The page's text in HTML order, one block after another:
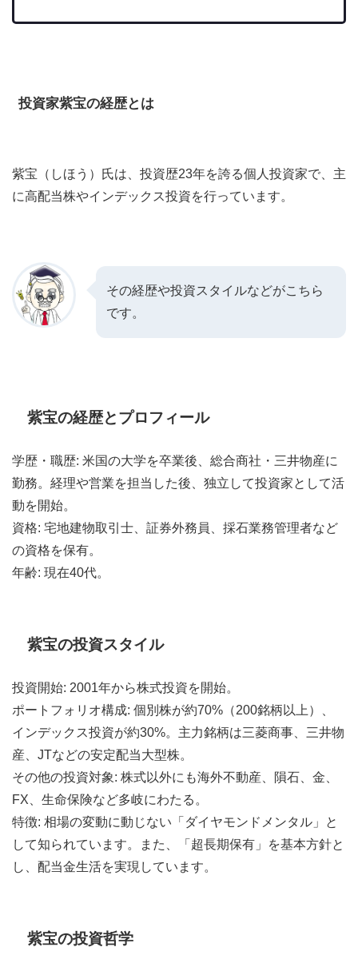
投資家紫宝の経歴とは
紫宝（しほう）氏は、投資歴23年を誇る個人投資家で、主
に高配当株やインデックス投資を行っています。
その経歴や投資スタイルなどがこちら
です。
紫宝の経歴とプロフィール
学歴・職歴: 米国の大学を卒業後、総合商社・三井物産に
勤務。経理や営業を担当した後、独立して投資家として活
動を開始。
資格: 宅地建物取引士、証券外務員、採石業務管理者など
の資格を保有。
年齢: 現在40代。
紫宝の投資スタイル
投資開始: 2001年から株式投資を開始。
ポートフォリオ構成: 個別株が約70%（200銘柄以上）、
インデックス投資が約30%。主力銘柄は三菱商事、三井物
産、JTなどの安定配当大型株。
その他の投資対象: 株式以外にも海外不動産、隕石、金、
FX、生命保険など多岐にわたる。
特徴: 相場の変動に動じない「ダイヤモンドメンタル」と
して知られています。また、「超長期保有」を基本方針と
し、配当金生活を実現しています。
紫宝の投資哲学